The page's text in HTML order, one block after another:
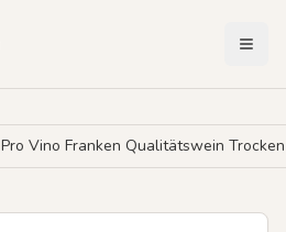
Pro Vino Franken Qualitätswein Trocken